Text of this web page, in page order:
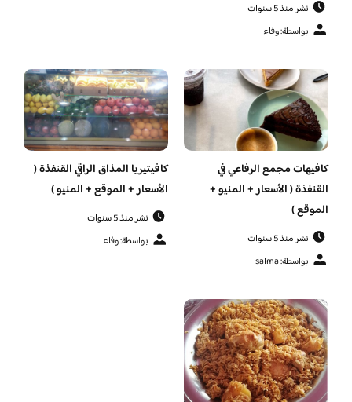
نشر منذ 5 سنوات
بواسطة: وفاء
كافيهات مجمع الرفاعي في
القنفذة ( الأسعار + المنيو +
الموقع )
نشر منذ 5 سنوات
بواسطة: salma
كافيتيريا المذاق الراقي القنفذة (
الأسعار + الموقع + المنيو )
نشر منذ 5 سنوات
بواسطة: وفاء